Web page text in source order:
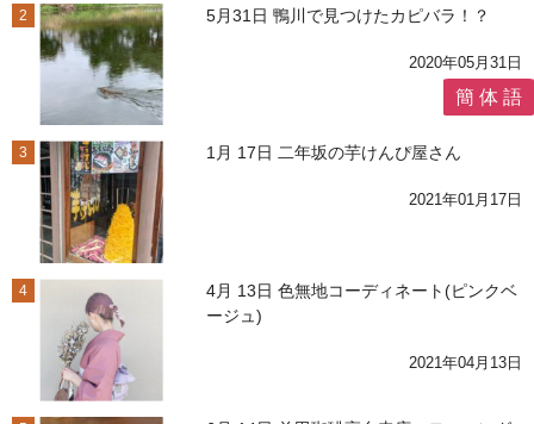
2 5月31日 鴨川で見つけたカピバラ！？
2020年05月31日
3 1月 17日 二年坂の芋けんぴ屋さん
2021年01月17日
4
4月 13日 色無地コーディネート(ピンクベ
ージュ)
2021年04月13日
簡 体 語